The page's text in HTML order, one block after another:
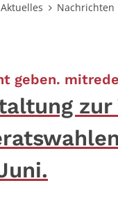
Aktuelles Nachrichten
geben.
zur